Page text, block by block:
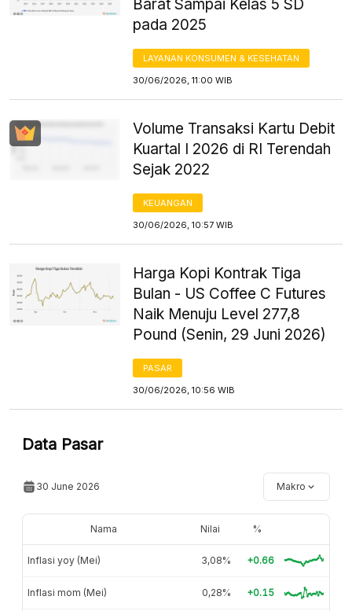
Barat Sampai Kelas 5 SD
pada 2025
LAYANAN KONSUMEN & KESEHATAN
30/06/2026, 11:00 WIB
Volume Transaksi Kartu Debit
Kuartal I 2026 di RI Terendah
Sejak 2022
KEUANGAN
30/06/2026, 10:57 WIB
Harga Kopi Kontrak Tiga
Bulan - US Coffee C Futures
Naik Menuju Level 277,8
Pound (Senin, 29 Juni 2026)
PASAR
30/06/2026, 10:56 WIB
Data Pasar
30 June 2026 Makro
Nama Nilai %
Inflasi yoy (Mei) 3,08% +0.66
Inflasi mom (Mei) 0,28% +0.15